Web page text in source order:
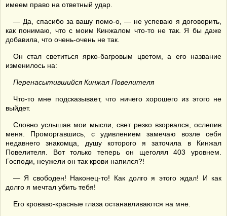
имеем право на ответный удар.
— Да, спасибо за вашу помо-о, — не успеваю я договорить,
как понимаю, что с моим Кинжалом что-то не так. Я бы даже
добавила, что очень-очень не так.
Он стал светиться ярко-багровым цветом, а его название
изменилось на:
Перенасытившийся Кинжал Повелителя
Что-то мне подсказывает, что ничего хорошего из этого не
выйдет.
Словно услышав мои мысли, свет резко взорвался, ослепив
меня. Проморгавшись, с удивлением замечаю возле себя
недавнего знакомца, душу которого я заточила в Кинжал
Повелителя. Вот только теперь он щеголял 403 уровнем.
Господи, неужели он так крови напился?!
— Я свободен! Наконец-то! Как долго я этого ждал! И как
долго я мечтал убить тебя!
Его кроваво-красные глаза останавливаются на мне.